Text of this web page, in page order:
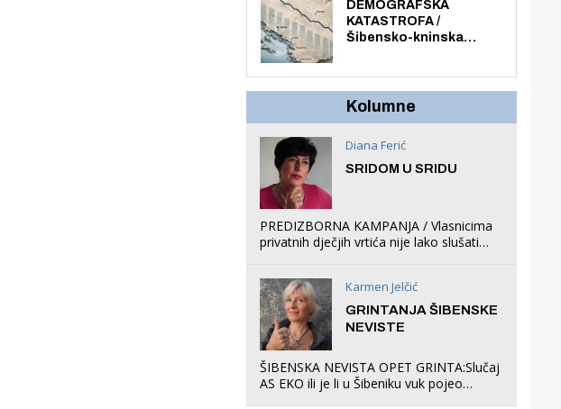
organizirao dječje
ljetno kino.
DEMOGRAFSKA
KATASTROFA /
Šibensko-kninska
1758, Skradin 625,
Kolumne
Diana Ferić
SRIDOM U SRIDU
PREDIZBORNA KAMPANJA / Vlasnicima
privatnih dječjih vrtića nije lako slušati
što oni rade u Šibeniku ne postoji
Karmen Jelčić
GRINTANJA ŠIBENSKE
NEVISTE
ŠIBENSKA NEVISTA OPET GRINTA:Slučaj
AS EKO ili je li u Šibeniku vuk pojeo